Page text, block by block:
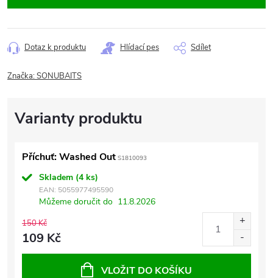
Dotaz k produktu Hlídací pes Sdílet
Značka:SONUBAITS
Příchuť: Washed Out S1810093
Skladem (4 ks)
EAN: 5055977495590
Můžeme doručit do 11.8.2026
150 Kč
109 Kč
VLOŽIT DO KOŠÍKU